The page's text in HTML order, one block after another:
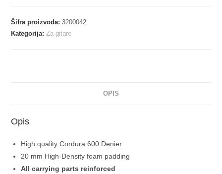
Šifra proizvoda:3200042
Kategorija: Za gitare
OPIS
Opis
High quality Cordura 600 Denier
20 mm High-Density foam padding
All carrying parts reinforced